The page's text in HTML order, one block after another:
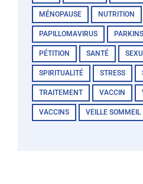
MÉNOPAUSE NUTRITION
PAPILLOMAVIRUS
PÉTITION SANTÉ
SPIRITUALITÉ STRESS
TRAITEMENT VACCIN
VACCINS VEILLE SOMMEIL